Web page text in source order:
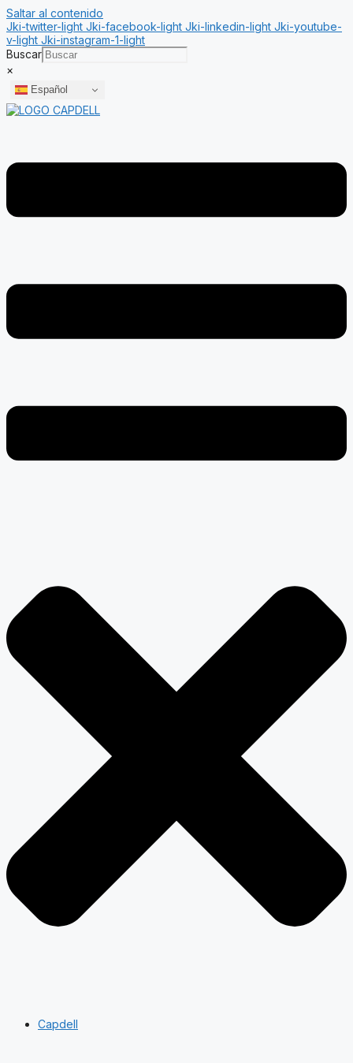
Saltar al contenido
Jki-twitter-light Jki-facebook-light Jki-linkedin-light Jki-youtube-
v-light Jki-instagram-1-light
Buscar
×
Español
Capdell